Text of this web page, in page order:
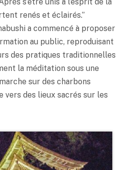
renés et éclairés.”
a commencé à proposer
au public, reproduisant
des pratiques traditionnelles
la méditation sous une
sur des charbons
vers des lieux sacrés sur les